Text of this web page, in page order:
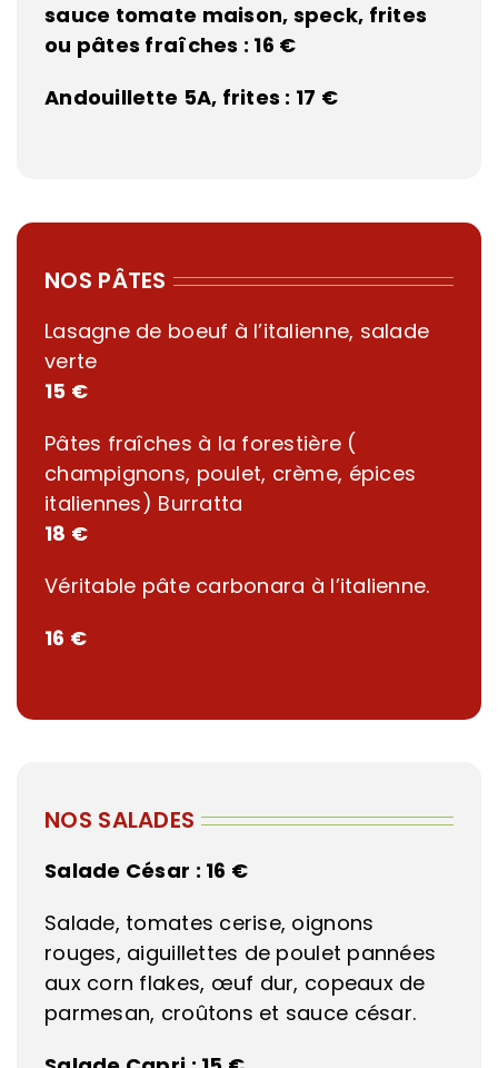
sauce tomate maison, speck, frites
ou pâtes fraîches : 16 €
Andouillette 5A, frites : 17 €
NOS PÂTES
Lasagne de boeuf à l’italienne, salade
verte
15 €
Pâtes fraîches à la forestière (
champignons, poulet, crème, épices
italiennes) Burratta
18 €
Véritable pâte carbonara à l’italienne.
16 €
NOS SALADES
Salade César : 16 €
Salade, tomates cerise, oignons
rouges, aiguillettes de poulet pannées
aux corn flakes, œuf dur, copeaux de
parmesan, croûtons et sauce césar.